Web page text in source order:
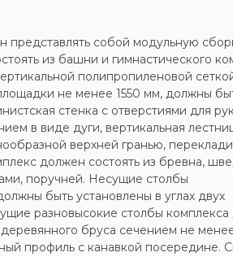
представлять собой модульную
из башни и гимнастического
полипропиленовой
не менее 1550 мм, должны
стенка с отверстиями для
в виде дуги, вертикальная
верхней гранью,
должен состоять из бревна,
поручней. Несущие столбы
быть установлены в углах двух
разновысокие столбы
бруса сечением не
профиль с канавкой посередине.